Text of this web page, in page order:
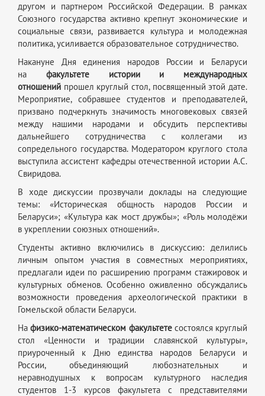
другом и партнером Российской Федерации. В рамках
Союзного государства активно крепнут экономические и
социальные связи, развивается культура и молодежная
политика, усиливается образовательное сотрудничество.
Накануне Дня единения народов России и Беларуси
на факультете истории и международных
отношений прошел круглый стол, посвященный этой дате.
Мероприятие, собравшее студентов и преподавателей,
призвано подчеркнуть значимость многовековых связей
между нашими народами и обсудить перспективы
дальнейшего сотрудничества с коллегами из
сопредельного государства. Модератором круглого стола
выступила ассистент кафедры отечественной истории А.С.
Свиридова.
В ходе дискуссии прозвучали доклады на следующие
темы: «Историческая общность народов России и
Беларуси»; «Культура как мост дружбы»; «Роль молодёжи
в укреплении союзных отношений».
Студенты активно включились в дискуссию: делились
личным опытом участия в совместных мероприятиях,
предлагали идеи по расширению программ стажировок и
культурных обменов. Особенно оживленно обсуждались
возможности проведения археологической практики в
Гомельской области Беларуси.
Нафизико-математическом факультетесостоялся круглый
стол «Ценности и традиции славянской культуры»,
приуроченный к Дню единства народов Беларуси и
России, объединяющий любознательных и
неравнодушных к вопросам культурного наследия
студентов 1-3 курсов факультета с представителями